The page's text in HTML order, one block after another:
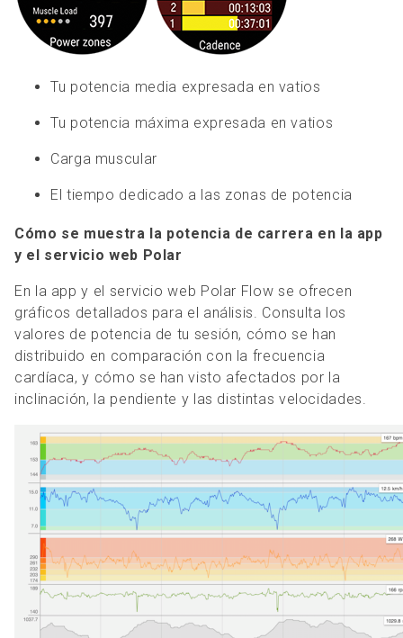
Tu potencia media expresada en vatios
Tu potencia máxima expresada en vatios
Carga muscular
El tiempo dedicado a las zonas de potencia
Cómo se muestra la potencia de carrera en la app
y el servicio web Polar
En la app y el servicio web Polar Flow se ofrecen
gráficos detallados para el análisis. Consulta los
valores de potencia de tu sesión, cómo se han
distribuido en comparación con la frecuencia
cardíaca, y cómo se han visto afectados por la
inclinación, la pendiente y las distintas velocidades.